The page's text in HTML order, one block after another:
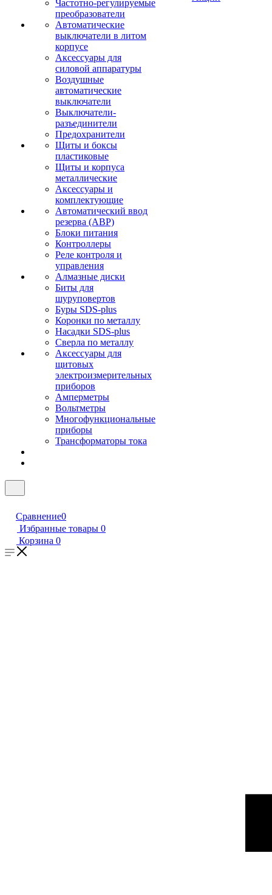
Частотно-регулируемые
преобразователи
Автоматические
выключатели в литом
корпусе
Аксессуары для
силовой аппаратуры
Воздушные
автоматические
выключатели
Выключатели-
разъединители
Предохранители
Щиты и боксы
пластиковые
Щиты и корпуса
металлические
Аксессуары и
комплектующие
Автоматический ввод
резерва (АВР)
Блоки питания
Контроллеры
Реле контроля и
управления
Алмазные диски
Биты для
шуруповертов
Буры SDS-plus
Коронки по металлу
Насадки SDS-plus
Сверла по металлу
Аксессуары для
щитовых
электроизмерительных
приборов
Амперметры
Вольтметры
Многофункциональные
приборы
Трансформаторы тока
Сравнение0
Избранные товары 0
Корзина 0